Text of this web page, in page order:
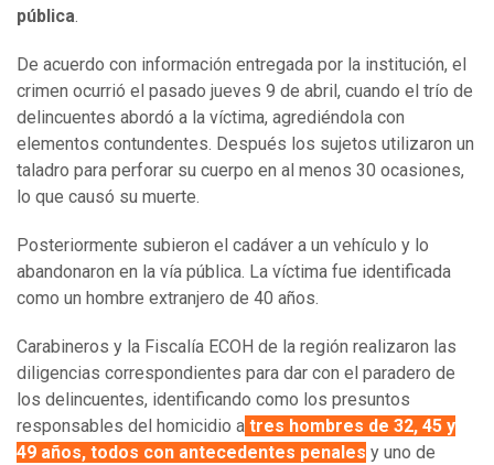
pública.
De acuerdo con información entregada por la institución, el
crimen ocurrió el pasado jueves 9 de abril, cuando el trío de
delincuentes abordó a la víctima, agrediéndola con
elementos contundentes. Después los sujetos utilizaron un
taladro para perforar su cuerpo en al menos 30 ocasiones,
lo que causó su muerte.
Posteriormente subieron el cadáver a un vehículo y lo
abandonaron en la vía pública. La víctima fue identificada
como un hombre extranjero de 40 años.
Carabineros y la Fiscalía ECOH de la región realizaron las
diligencias correspondientes para dar con el paradero de
los delincuentes, identificando como los presuntos
responsables del homicidio a tres hombres de 32, 45 y
49 años, todos con antecedentes penales y uno de